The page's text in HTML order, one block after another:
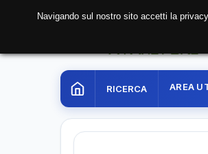
RICERCA AREA
Navigando sul nostro sito accetti la